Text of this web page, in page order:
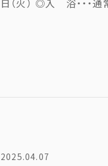
日（火） ◎入 浴・・・
2025.04.07